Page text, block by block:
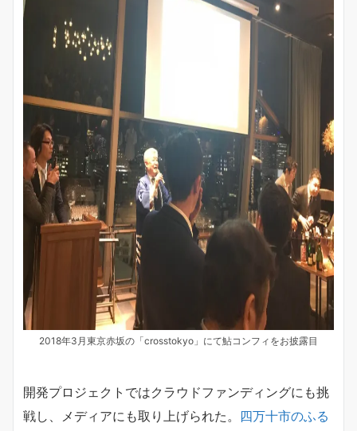
2018年3月東京赤坂の「crosstokyo」にて鮎コンフィをお披露目
開発プロジェクトではクラウドファンディングにも挑
戦し、メディアにも取り上げられた。 四万十市のふる